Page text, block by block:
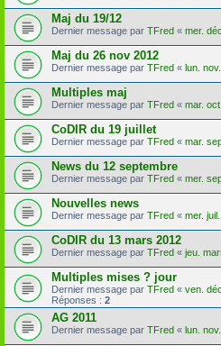
Maj du 19/12
Dernier message par TFred « mer.
Maj du 26 nov 2012
Dernier message par TFred « lun.
Multiples maj
Dernier message par TFred « mar.
CoDIR du 19 juillet
Dernier message par TFred « mar.
News du 12 septembre
Dernier message par TFred « mer.
Nouvelles news
Dernier message par TFred « mer.
CoDIR du 13 mars 2012
Dernier message par TFred « jeu.
Multiples mises ? jour
Dernier message par TFred « ven.
Réponses : 2
AG 2011
Dernier message par TFred « lun.